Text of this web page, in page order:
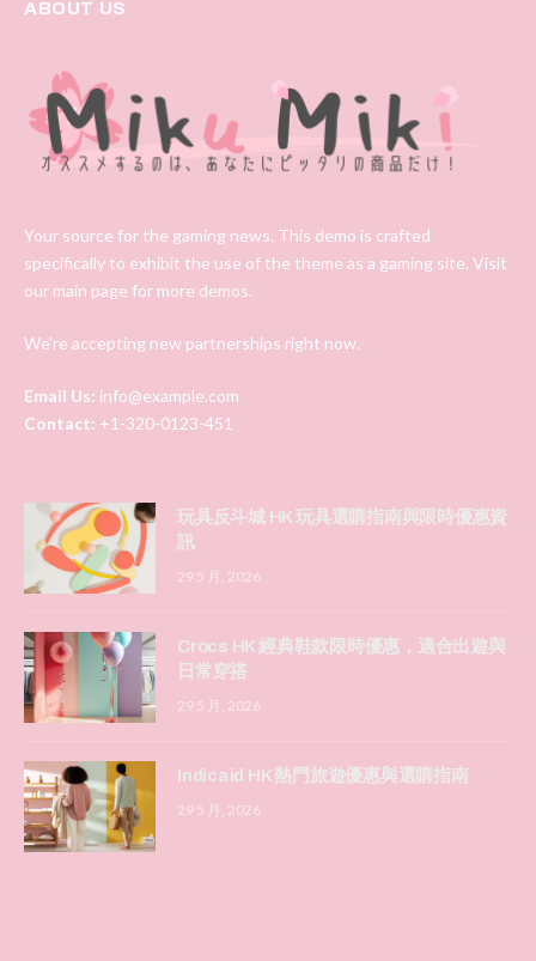
ABOUT US
Your source for the gaming news. This demo is crafted
specifically to exhibit the use of the theme as a gaming site. Visit
our main page for more demos.
We're accepting new partnerships right now.
Email Us: info@example.com
Contact: +1-320-0123-451
玩具反斗城 HK 玩具選購指南與限時優惠資
訊
29 5 月, 2026
Crocs HK 經典鞋款限時優惠，適合出遊與
日常穿搭
29 5 月, 2026
Indicaid HK 熱門旅遊優惠與選購指南
29 5 月, 2026